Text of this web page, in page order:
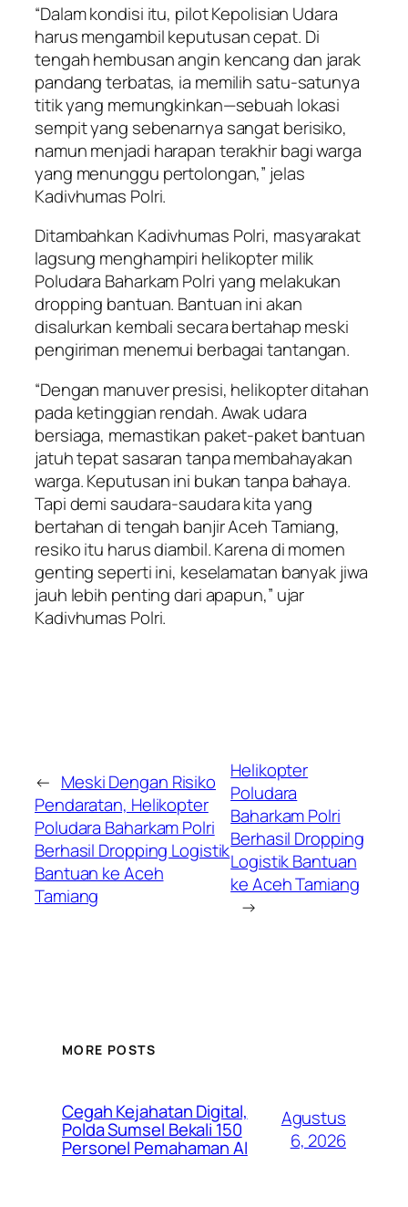
“Dalam kondisi itu, pilot Kepolisian Udara
harus mengambil keputusan cepat. Di
tengah hembusan angin kencang dan jarak
pandang terbatas, ia memilih satu-satunya
titik yang memungkinkan—sebuah lokasi
sempit yang sebenarnya sangat berisiko,
namun menjadi harapan terakhir bagi warga
yang menunggu pertolongan,” jelas
Kadivhumas Polri.
Ditambahkan Kadivhumas Polri, masyarakat
lagsung menghampiri helikopter milik
Poludara Baharkam Polri yang melakukan
dropping bantuan. Bantuan ini akan
disalurkan kembali secara bertahap meski
pengiriman menemui berbagai tantangan.
“Dengan manuver presisi, helikopter ditahan
pada ketinggian rendah. Awak udara
bersiaga, memastikan paket-paket bantuan
jatuh tepat sasaran tanpa membahayakan
warga. Keputusan ini bukan tanpa bahaya.
Tapi demi saudara-saudara kita yang
bertahan di tengah banjir Aceh Tamiang,
resiko itu harus diambil. Karena di momen
genting seperti ini, keselamatan banyak jiwa
jauh lebih penting dari apapun,” ujar
Kadivhumas Polri.
← Meski Dengan Risiko
Pendaratan, Helikopter
Poludara Baharkam Polri
Berhasil Dropping Logistik
Bantuan ke Aceh
Tamiang
Helikopter
Poludara
Baharkam Polri
Berhasil Dropping
Logistik Bantuan
ke Aceh Tamiang
→
MORE POSTS
Cegah Kejahatan Digital,
Polda Sumsel Bekali 150
Personel Pemahaman AI
Agustus
6, 2026